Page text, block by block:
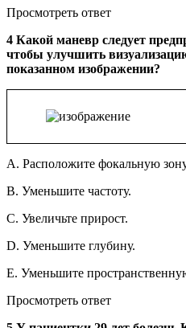
Просмотреть ответ
4 Какой маневр следует
чтобы улучшить
показанном изображении?
A. Расположите фокальную
B. Уменьшите частоту.
C. Увеличьте прирост.
D. Уменьшите глубину.
E. Уменьшите
Просмотреть ответ